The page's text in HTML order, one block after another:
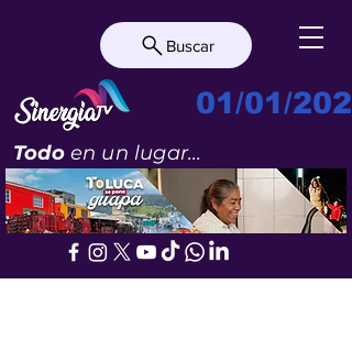
Buscar
01/01/
Todoen un lugar...